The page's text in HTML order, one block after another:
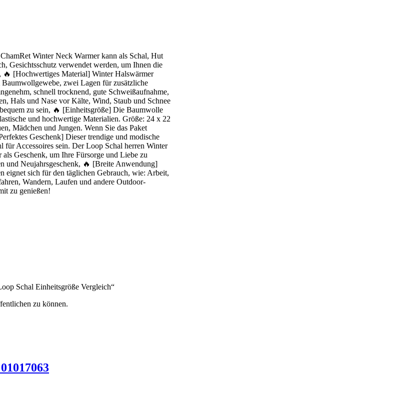
Winter Neck Warmer kann als Schal, Hut
Gesichtsschutz verwendet werden, um Ihnen die
🔥 [Hochwertiges Material] Winter Halswärmer
zwei Lagen für zusätzliche
schnell trocknend, gute Schweißaufnahme,
Hals und Nase vor Kälte, Wind, Staub und Schnee
zu sein, 🔥 [Einheitsgröße] Die Baumwolle
und hochwertige Materialien. Größe: 24 x 22
Mädchen und Jungen. Wenn Sie das Paket
Geschenk] Dieser trendige und modische
Accessoires sein. Der Loop Schal herren Winter
Geschenk, um Ihre Fürsorge und Liebe zu
und Neujahrsgeschenk, 🔥 [Breite Anwendung]
eignet sich für den täglichen Gebrauch, wie: Arbeit,
Wandern, Laufen und andere Outdoor-
zu genießen!
Schal Einheitsgröße Vergleich“
zu können.